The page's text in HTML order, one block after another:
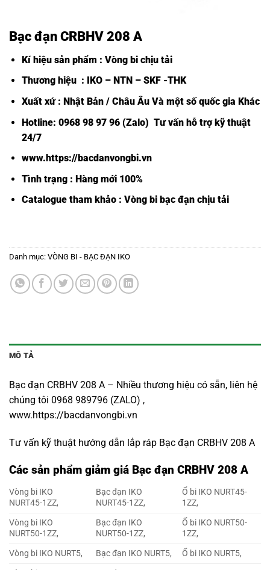
Bạc đạn CRBHV 208 A
Kí hiệu sản phẩm : Vòng bi chịu tải
Thương hiệu : IKO – NTN – SKF -THK
Xuất xứ : Nhật Bản / Châu Âu Và một số quốc gia Khác
Hotline: 0968 98 97 96 (Zalo) Tư vấn hỗ trợ kỹ thuật
24/7
www.https://bacdanvongbi.vn
Tình trạng : Hàng mới 100%
Catalogue tham khảo : Vòng bi bạc đạn chịu tải
Danh mục: VÒNG BI - BẠC ĐẠN IKO
MÔ TẢ
Bạc đạn CRBHV 208 A – Nhiều thương hiệu có sẵn, liên hệ
chúng tôi 0968 989796 (ZALO) ,
www.https://bacdanvongbi.vn
Tư vấn kỹ thuật hướng dẫn lắp ráp Bạc đạn CRBHV 208 A
Các sản phẩm giảm giá Bạc đạn CRBHV 208 A
Vòng bi IKO
NURT45-1ZZ,
Bạc đạn IKO
NURT45-1ZZ,
Ổ bi IKO NURT45-
1ZZ,
Vòng bi IKO
NURT50-1ZZ,
Bạc đạn IKO
NURT50-1ZZ,
Ổ bi IKO NURT50-
1ZZ,
Vòng bi IKO NURT5,
Bạc đạn IKO NURT5,
Ổ bi IKO NURT5,